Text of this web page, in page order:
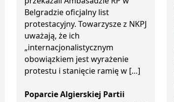
Belgradzie oficjalny list
protestacyjny. Towarzysze z NKPJ
uważają, że ich
„internacjonalistycznym
obowiązkiem jest wyrażenie
protestu i stanięcie ramię w […]
Poparcie Algierskiej Partii